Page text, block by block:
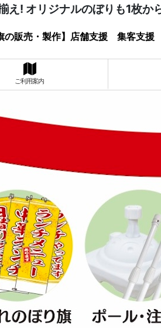
え! オリジナルのぼりも1枚か
の販売・製作】店舗支援 集客支
ご利用案内